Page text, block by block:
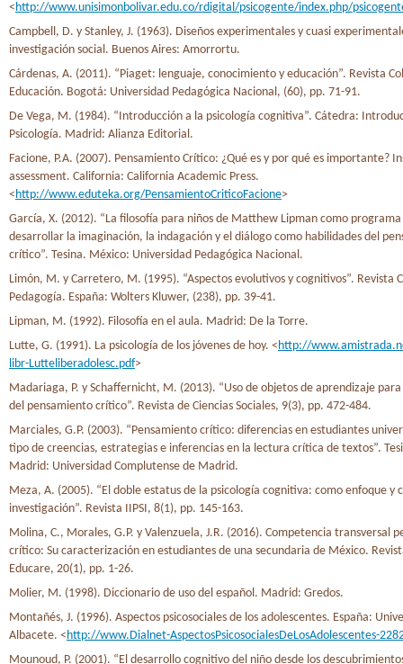
<http://www.unisimonbolivar.edu.co/rdigital/psicogente/index.php/
Campbell, D. y Stanley, J. (1963). Diseños experimentales y cuasi
investigación social. Buenos Aires: Amorrortu.
Cárdenas, A. (2011). “Piaget: lenguaje, conocimiento y educación”. Revista
Educación. Bogotá: Universidad Pedagógica Nacional, (60), pp. 71-91.
De Vega, M. (1984). “Introducción a la psicología cognitiva”. Cátedra:
Psicología. Madrid: Alianza Editorial.
Facione, P.A. (2007). Pensamiento Crítico: ¿Qué es y por qué es importante?
assessment. California: California Academic Press.
<http://www.eduteka.org/PensamientoCriticoFacione>
García, X. (2012). “La filosofía para niños de Matthew Lipman como
desarrollar la imaginación, la indagación y el diálogo como habilidades del
crítico”. Tesina. México: Universidad Pedagógica Nacional.
Limón, M. y Carretero, M. (1995). “Aspectos evolutivos y cognitivos”. Revista
Pedagogía. España: Wolters Kluwer, (238), pp. 39-41.
Lipman, M. (1992). Filosofía en el aula. Madrid: De la Torre.
Lutte, G. (1991). La psicología de los jóvenes de hoy. <http://
libr-Lutteliberadolesc.pdf>
Madariaga, P. y Schaffernicht, M. (2013). “Uso de objetos de aprendizaje
del pensamiento crítico”. Revista de Ciencias Sociales, 9(3), pp. 472-484.
Marciales, G.P. (2003). “Pensamiento crítico: diferencias en estudiantes
tipo de creencias, estrategias e inferencias en la lectura crítica de textos”.
Madrid: Universidad Complutense de Madrid.
Meza, A. (2005). “El doble estatus de la psicología cognitiva: como enfoque y
investigación”. Revista IIPSI, 8(1), pp. 145-163.
Molina, C., Morales, G.P. y Valenzuela, J.R. (2016). Competencia transversal
crítico: Su caracterización en estudiantes de una secundaria de México.
Educare, 20(1), pp. 1-26.
Molier, M. (1998). Diccionario de uso del español. Madrid: Gredos.
Montañés, J. (1996). Aspectos psicosociales de los adolescentes. España:
Albacete. <http://www.Dialnet-AspectosPsicosocialesDeLosAdolescentes-
Mounoud, P. (2001). “El desarrollo cognitivo del niño desde los